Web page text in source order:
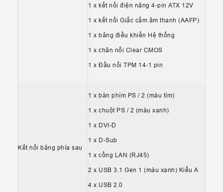
1 x kết nối điện năng 4-pin ATX 12V
1 x kết nối Giắc cắm âm thanh (AAFP)
1 x bảng điều khiển Hệ thống
1 x chân nối Clear CMOS
1 x Đầu nối TPM 14-1 pin
Kết nối bảng phía sau
1 x bàn phím PS / 2 (màu tím)
1 x chuột PS / 2 (màu xanh)
1 x DVI-D
1 x D-Sub
1 x cổng LAN (RJ45)
2 x USB 3.1 Gen 1 (màu xanh) Kiểu A
4 x USB 2.0